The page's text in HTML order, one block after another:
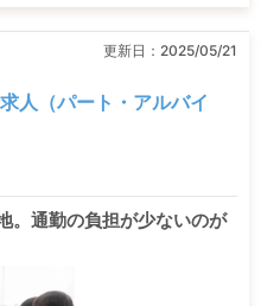
更新日： 2025/05/21
人（パート・アルバイ
。通勤の負担が少ないのが